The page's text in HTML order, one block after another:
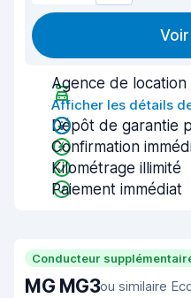
Agence de location
Afficher les détails
Dépôt de garantie
Confirmation
Kilométrage illimité
Paiement immédiat
Conducteur
MG MG3ou similaire